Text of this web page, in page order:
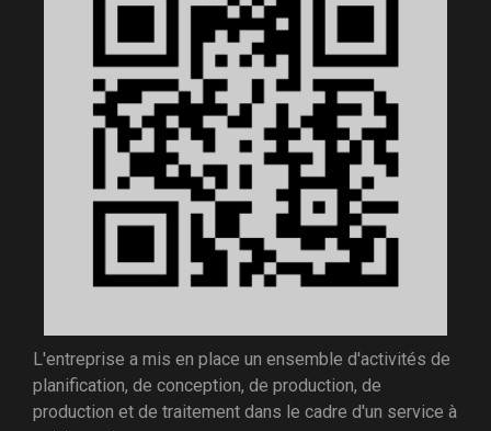
L'entreprise a mis en place un ensemble d'activités de
planification, de conception, de production, de
production et de traitement dans le cadre d'un service à